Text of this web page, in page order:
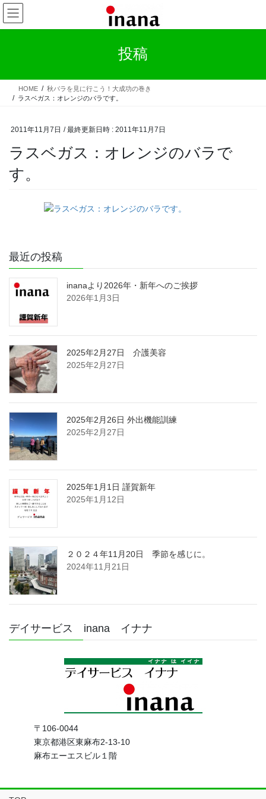
コ
ン
テ
ス
ナ
ビ
ゲ
ン
投稿
HOME
秋バラを見に行こう！大成功の巻き
ラスベガス：オレンジのバラです。
2011年11月7日 / 最終更新日時 : 2011年11月7日
ラスベガス：オレンジのバラで
す。
最近の投稿
inanaより2026年・新年へのご挨拶
2026年1月3日
2025年2月27日 介護美容
2025年2月27日
2025年2月26日 外出機能訓練
2025年2月27日
2025年1月1日 謹賀新年
2025年1月12日
２０２４年11月20日 季節を感じに。
2024年11月21日
デイサービス inana イナナ
〒106-0044
東京都港区東麻布2-13-10
麻布エーエスビル１階